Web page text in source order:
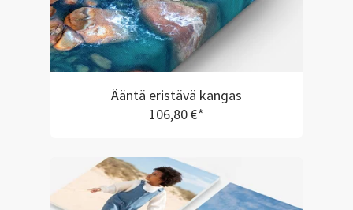
Ääntä eristävä kangas
106,80 €*